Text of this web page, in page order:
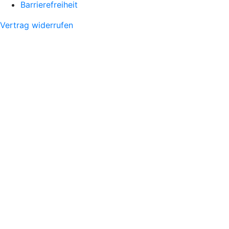
Barrierefreiheit
Vertrag widerrufen